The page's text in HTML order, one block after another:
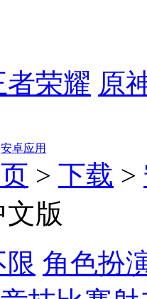
者荣耀 原
安卓应用
> 下载 >
版
限 角色扮